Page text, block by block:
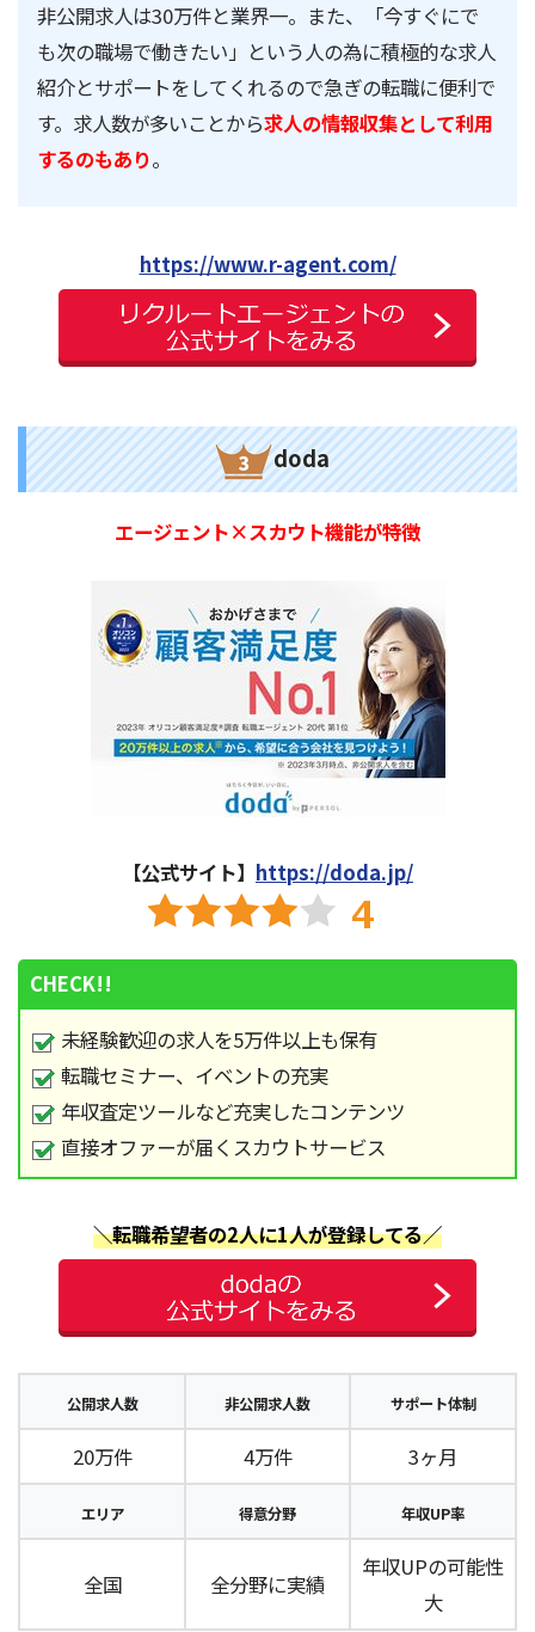
非公開求人は30万件と業界一。また、「今すぐにで
も次の職場で働きたい」という人の為に積極的な求人
紹介とサポートをしてくれるので急ぎの転職に便利で
す。求人数が多いことから求人の情報収集として利用
するのもあり。
https://www.r-agent.com/
doda
エージェント×スカウト機能が特徴
【公式サイト】 https://doda.jp/
CHECK!!
未経験歓迎の求人を5万件以上も保有
転職セミナー、イベントの充実
年収査定ツールなど充実したコンテンツ
直接オファーが届くスカウトサービス
＼転職希望者の2人に1人が登録してる／
公開求人数 非公開求人数 サポート体制
20万件 4万件 3ヶ月
エリア 得意分野 年収UP率
全国 全分野に実績
年収UPの可能性
大